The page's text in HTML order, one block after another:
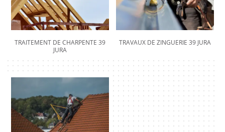
TRAITEMENT DE CHARPENTE 39
JURA
TRAVAUX DE ZINGUERIE 39 JURA